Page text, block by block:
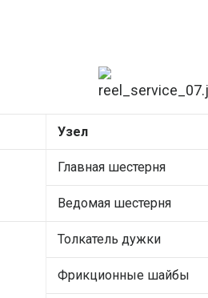
Узел
Главная шестерня
Ведомая шестерня
Толкатель дужки
Фрикционные шайбы